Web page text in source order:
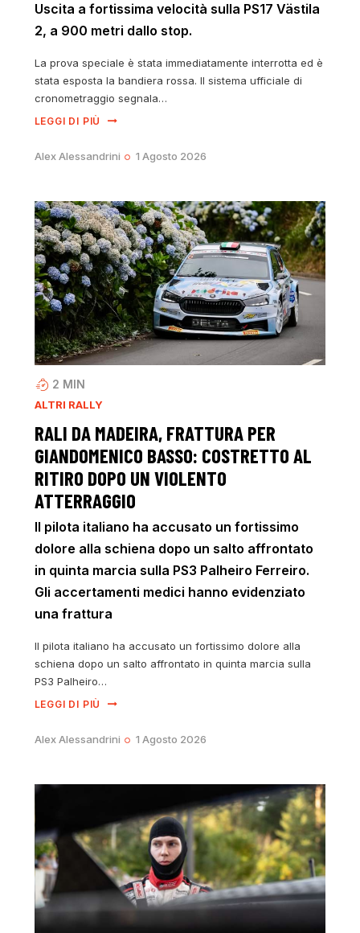
Uscita a fortissima velocità sulla PS17 Västila
2, a 900 metri dallo stop.
La prova speciale è stata immediatamente interrotta ed è
stata esposta la bandiera rossa. Il sistema ufficiale di
cronometraggio segnala…
LEGGI DI PIÙ
Alex Alessandrini 1 Agosto 2026
2 MIN
ALTRI RALLY
RALI DA MADEIRA, FRATTURA PER
GIANDOMENICO BASSO: COSTRETTO AL
RITIRO DOPO UN VIOLENTO
ATTERRAGGIO
Il pilota italiano ha accusato un fortissimo
dolore alla schiena dopo un salto affrontato
in quinta marcia sulla PS3 Palheiro Ferreiro.
Gli accertamenti medici hanno evidenziato
una frattura
Il pilota italiano ha accusato un fortissimo dolore alla
schiena dopo un salto affrontato in quinta marcia sulla
PS3 Palheiro…
LEGGI DI PIÙ
Alex Alessandrini 1 Agosto 2026